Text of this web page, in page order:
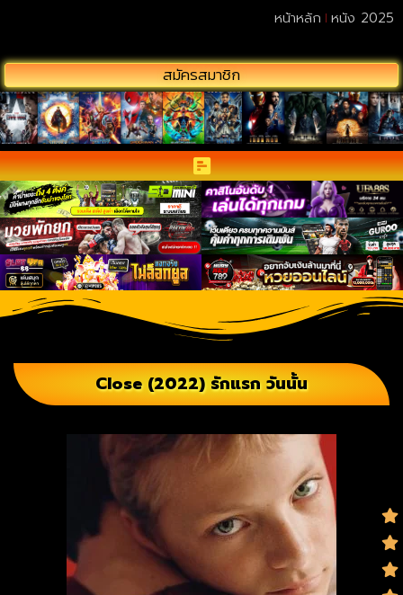
สมัครสมาชิก
หน้าหลัก หนัง 2025
Close (2022) รักแรก วันนั้น